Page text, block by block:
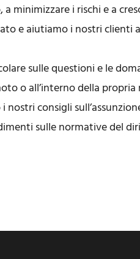
minimizzare i rischi e a
e aiutiamo i nostri clienti
sulle questioni e le
o all’interno della propria
consigli
sulle normative del